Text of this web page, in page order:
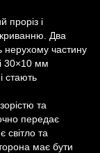
проріз і
Два
нерухому частину
30×10 мм
стають
та
передає
світло та
має бути